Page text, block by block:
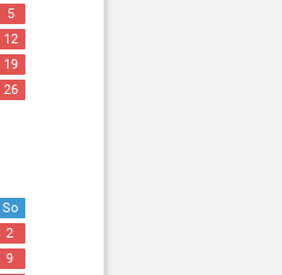
5
12
19
26
So
2
9